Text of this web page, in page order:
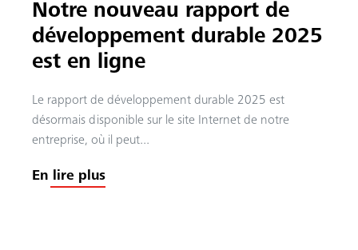
Notre nouveau rapport de
développement durable 2025
est en ligne
Le rapport de développement durable 2025 est
désormais disponible sur le site Internet de notre
entreprise, où il peut...
En lire plus